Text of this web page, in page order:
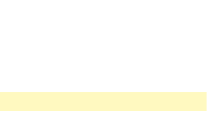
Eventos